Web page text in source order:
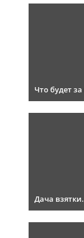
Что будет
Дача